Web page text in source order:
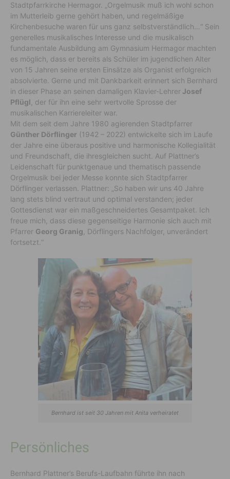
Stadtpfarrkirche Hermagor. „Orgelmusik muß ich wohl schon
im Mutterleib gerne gehört haben, und regelmäßige
Kirchenbesuche waren für uns ganz selbstverständlich…“ Sein
generelles musikalisches Interesse und die musikalisch
fundamentale Ausbildung am Gymnasium Hermagor machten
es möglich, dass er bereits als Schüler im jugendlichen Alter
von 15 Jahren seine ersten Einsätze als Organist erfolgreich
absolvierte. Gerne und mit Dankbarkeit erinnert sich Bernhard
in dieser Phase an seinen damaligen Klavier-Lehrer Josef
Pflügl, der für ihn eine sehr wertvolle Sprosse der
musikalischen Karriereleiter war.
Mit dem seit dem Jahre 1980 agierenden Stadtpfarrer
Günther Dörflinger (1942 – 2022) entwickelte sich im Laufe
der Jahre eine überaus positive und harmonische Kollegialität
und Freundschaft, die ihresgleichen sucht. Auf Plattner’s
Leidenschaft für punktgenaue und thematisch passende
Orgelmusik bei jeder Messe konnte sich Stadtpfarrer
Dörflinger verlassen. Plattner: „So haben wir uns 40 Jahre
lang stets blind vertraut und optimal verstanden; jeder
Gottesdienst war ein maßgeschneidertes Gesamtpaket. Ich
freue mich, dass diese gegenseitige Harmonie sich auch mit
Pfarrer Georg Granig, Dörflingers Nachfolger, unverändert
fortsetzt.“
Bernhard ist seit 30 Jahren mit Anita verheiratet
Persönliches
Bernhard Plattner’s Berufs-Laufbahn führte ihn nach